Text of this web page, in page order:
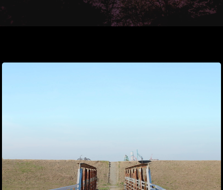
ハイパー縁側@淀屋
ハイパー縁側@阿倍
ハイパー縁側@新京